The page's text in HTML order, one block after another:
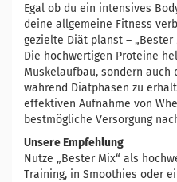
Egal ob du ein intensives
deine allgemeine Fitness
gezielte Diät planst –
Die hochwertigen Proteine
Muskelaufbau, sondern auch
während Diätphasen zu
effektiven Aufnahme von
bestmögliche Versorgung
Unsere Empfehlung
Nutze „Bester Mix“ als
Training, in Smoothies oder